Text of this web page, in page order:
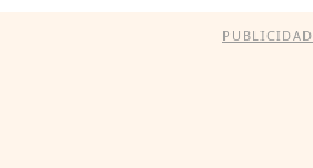
PUBLICIDAD